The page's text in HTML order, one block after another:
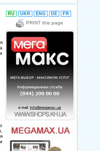
RU UKR ENG DE
FR
PRINT this page